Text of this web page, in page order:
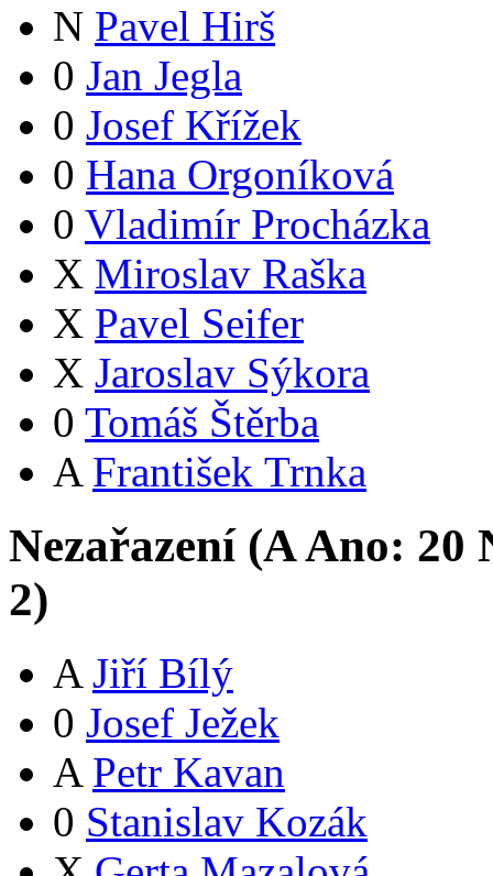
N Pavel Hirš
0 Jan Jegla
0 Josef Křížek
0 Hana Orgoníková
0 Vladimír Procházka
X Miroslav Raška
X Pavel Seifer
X Jaroslav Sýkora
0 Tomáš Štěrba
A František Trnka
Nezařazení (AAno: 20
2)
A Jiří Bílý
0 Josef Ježek
A Petr Kavan
0 Stanislav Kozák